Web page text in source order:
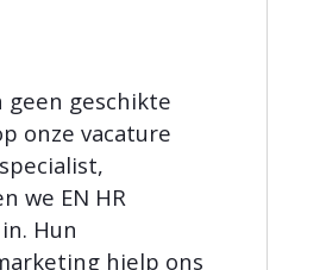
geen geschikte
onze vacature
we EN HR
Hun
hielp ons